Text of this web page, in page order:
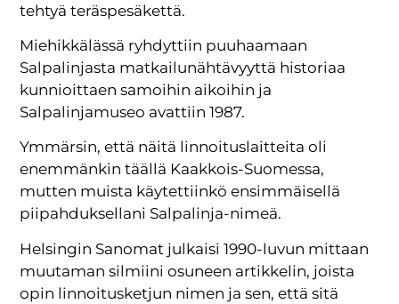
tehtyä teräspesäkettä.
Miehikkälässä ryhdyttiin puuhaamaan
Salpalinjasta matkailunähtävyyttä historiaa
kunnioittaen samoihin aikoihin ja
Salpalinjamuseo avattiin 1987.
Ymmärsin, että näitä linnoituslaitteita oli
enemmänkin täällä Kaakkois-Suomessa,
mutten muista käytettiinkö ensimmäisellä
piipahduksellani Salpalinja-nimeä.
Helsingin Sanomat julkaisi 1990-luvun mittaan
muutaman silmiini osuneen artikkelin, joista
opin linnoitusketjun nimen ja sen, että sitä